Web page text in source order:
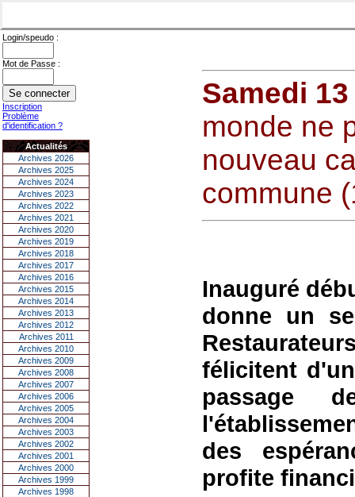
Login/speudo :
Mot de Passe :
Inscription
Problème
d'identification ?
Actualités
Archives 2026
Archives 2025
Archives 2024
Archives 2023
Archives 2022
Archives 2021
Archives 2020
Archives 2019
Archives 2018
Archives 2017
Archives 2016
Archives 2015
Archives 2014
Archives 2013
Archives 2012
Archives 2011
Archives 2010
Archives 2009
Archives 2008
Archives 2007
Archives 2006
Archives 2005
Archives 2004
Archives 2003
Archives 2002
Archives 2001
Archives 2000
Archives 1999
Archives 1998
Samedi
monde ne
nouveau
commune
Inauguré
donne un
félicitent
passage
des
profite